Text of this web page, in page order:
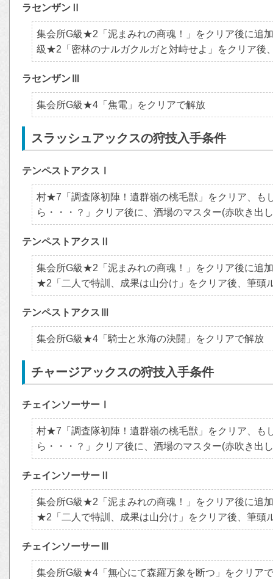
ラセンザンⅡ
集会所G級★2「泥まみれの商魂！」をクリア後に追
級★2「密林のナルガクルガと対峙せよ」をクリア後
ラセンザンⅢ
集会所G級★4「焦電」をクリアで解放
スラッシュアックスの狩技入手条件
テンペストアクスⅠ
村★7「調査隊初陣！遺群嶺の桃毛獣」をクリア、も
ら・・・？」クリア後に、酒場のマスター(赤吹き出
テンペストアクスⅡ
集会所G級★2「泥まみれの商魂！」をクリア後に追
★2「二人で特訓、成果は山分け」をクリア後、筆頭
テンペストアクスⅢ
集会所G級★4「騎士と氷海の決闘」をクリアで解放
チャージアックスの狩技入手条件
チェインソーサーⅠ
村★7「調査隊初陣！遺群嶺の桃毛獣」をクリア、も
ら・・・？」クリア後に、酒場のマスター(赤吹き出
チェインソーサーⅡ
集会所G級★2「泥まみれの商魂！」をクリア後に追
★2「二人で特訓、成果は山分け」をクリア後、筆頭
チェインソーサーⅢ
集会所G級★4「無心にて森羅万象を断つ」をクリア